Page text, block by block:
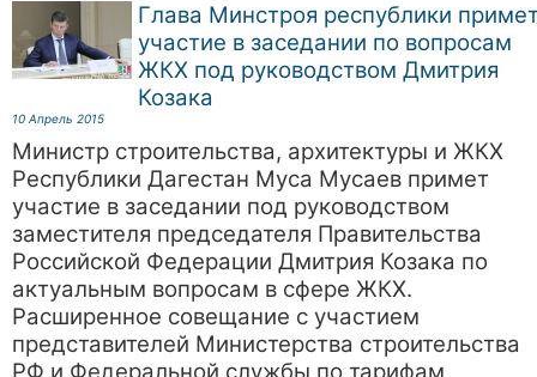
Глава Минстроя республики
участие в заседании по вопросам
ЖКХ под руководством Дмитрия
Козака
10 Апрель 2015
Министр строительства, архитектуры и ЖКХ
Республики Дагестан Муса Мусаев примет
участие в заседании под руководством
заместителя председателя Правительства
Российской Федерации Дмитрия Козака по
актуальным вопросам в сфере ЖКХ.
Расширенное совещание с участием
представителей Министерства строительства